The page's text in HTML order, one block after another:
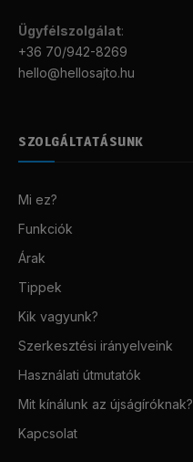
Ügyfélszolgálat:
+36 70/942-8269
hello@hellosajto.hu
SZOLGÁLTATÁSUNK
Mi ez?
Funkciók
Árak
Tippek
Kik vagyunk?
Szerkesztési irányelveink
Használati útmutatók
Mit kínálunk az újságíróknak?
Kapcsolat